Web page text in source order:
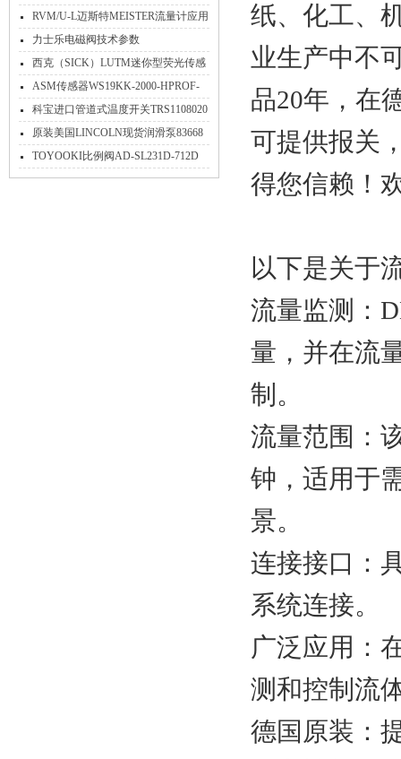
理事项
式详细介绍
RVM/U-L迈斯特MEISTER流量计应用
概况
力士乐电磁阀技术参数
西克（SICK）LUTM迷你型荧光传感
器上市
ASM传感器WS19KK-2000-HPROF-
L01-M4 (A129760)德国原装
科宝进口管道式温度开关TRS1108020
进口*
原装美国LINCOLN现货润滑泵83668
性能分析
TOYOOKI比例阀AD-SL231D-712D
AC220V介绍
纸、化工、
业生产中不
品20年，在
可提供报关
得您信赖！
以下是关于
流量监测：
量，并在流
制。
流量范围：
钟，适用于
景。
连接接口：
系统连接。
广泛应用：
测和控制流
德国原装：